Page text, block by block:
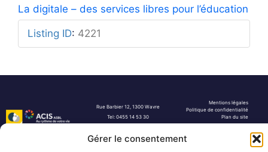
Gérer le consentement
La digitale – des services libres pour l’éducation
Listing ID: 4221
Rue Barbier 12, 1300 Wavre
Tel: 0455 14 53 30
Mentions légales
Politique de confidentialité
Plan du site